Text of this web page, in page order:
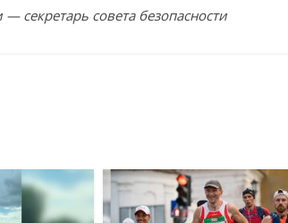
секретарь совета безопасности